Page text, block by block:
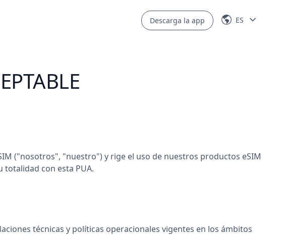
Descarga la app ES
("nosotros", "nuestro") y rige el uso de nuestros productos eSIM
totalidad con esta PUA.
técnicas y políticas operacionales vigentes en los ámbitos